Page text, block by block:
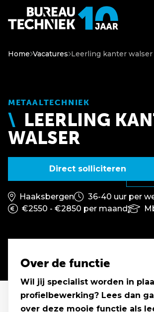
Home Vacatures Leerling kanter walser
METAALTECHNIEK
LEERLING
WALSER
Direct solliciteren
Haaksbergen
36-40 uur per
€2550 - €2850 per maand
Over de functie
Wil jij specialist worden in
profielbewerking? Lees dan
over deze mooie functie als